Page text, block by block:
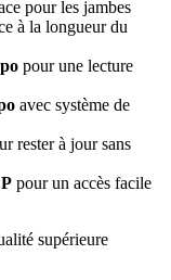
pour les jambes
à la longueur du
pour une lecture
avec système de
rester à jour sans
pour un accès facile
supérieure